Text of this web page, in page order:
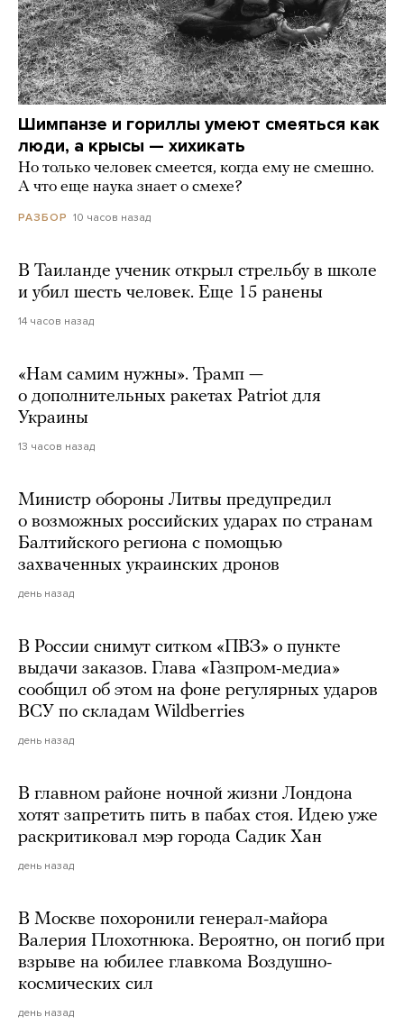
Шимпанзе и гориллы умеют смеяться как
люди, а крысы — хихикать
Но только человек смеется, когда ему не смешно.
А что еще наука знает о смехе?
РАЗБОР 10 часов назад
В Таиланде ученик открыл стрельбу в школе
и убил шесть человек. Еще 15 ранены
14 часов назад
«Нам самим нужны». Трамп —
о дополнительных ракетах Patriot для
Украины
13 часов назад
Министр обороны Литвы предупредил
о возможных российских ударах по странам
Балтийского региона с помощью
захваченных украинских дронов
день назад
В России снимут ситком «ПВЗ» о пункте
выдачи заказов. Глава «Газпром-медиа»
сообщил об этом на фоне регулярных ударов
ВСУ по складам Wildberries
день назад
В главном районе ночной жизни Лондона
хотят запретить пить в пабах стоя. Идею уже
раскритиковал мэр города Садик Хан
день назад
В Москве похоронили генерал-майора
Валерия Плохотнюка. Вероятно, он погиб при
взрыве на юбилее главкома Воздушно-
космических сил
день назад